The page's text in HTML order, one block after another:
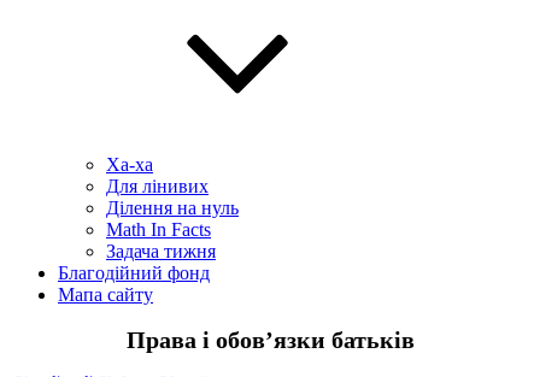
Ха-ха
Для лінивих
Ділення на нуль
Math In Facts
Задача тижня
Благодійний фонд
Мапа сайту
Права і обов’язки батьків